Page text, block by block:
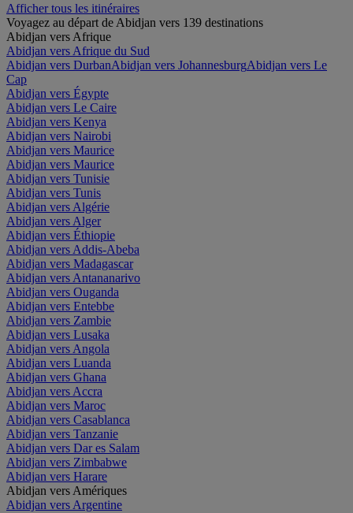
Afficher tous les itinéraires
Voyagez au départ de Abidjan vers 139 destinations
Abidjan vers Afrique
Abidjan vers Afrique du Sud
Abidjan vers DurbanAbidjan vers JohannesburgAbidjan vers Le
Cap
Abidjan vers Égypte
Abidjan vers Le Caire
Abidjan vers Kenya
Abidjan vers Nairobi
Abidjan vers Maurice
Abidjan vers Maurice
Abidjan vers Tunisie
Abidjan vers Tunis
Abidjan vers Algérie
Abidjan vers Alger
Abidjan vers Éthiopie
Abidjan vers Addis-Abeba
Abidjan vers Madagascar
Abidjan vers Antananarivo
Abidjan vers Ouganda
Abidjan vers Entebbe
Abidjan vers Zambie
Abidjan vers Lusaka
Abidjan vers Angola
Abidjan vers Luanda
Abidjan vers Ghana
Abidjan vers Accra
Abidjan vers Maroc
Abidjan vers Casablanca
Abidjan vers Tanzanie
Abidjan vers Dar es Salam
Abidjan vers Zimbabwe
Abidjan vers Harare
Abidjan vers Amériques
Abidjan vers Argentine